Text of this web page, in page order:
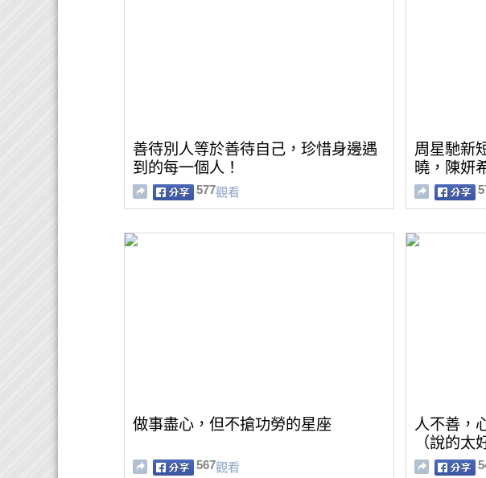
善待別人等於善待自己，珍惜身邊遇
到的每一個人！
577觀看
周星馳新
曉，陳妍
做事盡心，但不搶功勞的星座
567觀看
人不善，
（說的太